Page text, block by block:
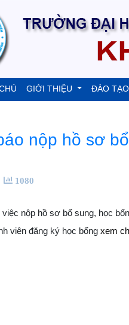
(current)
GIỚI THIỆU ĐÀO TẠO
nộp hồ sơ
1080
việc nộp hồ sơ bổ sung, học
viên đăng ký học bổng xem